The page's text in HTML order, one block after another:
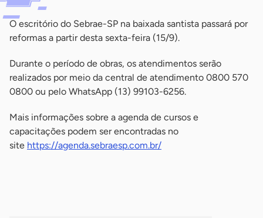
O escritório do Sebrae-SP na baixada santista passará por
reformas a partir desta sexta-feira (15/9).
Durante o período de obras, os atendimentos serão
realizados por meio da central de atendimento 0800 570
0800 ou pelo WhatsApp (13) 99103-6256.
Mais informações sobre a agenda de cursos e
capacitações podem ser encontradas no
site https://agenda.sebraesp.com.br/